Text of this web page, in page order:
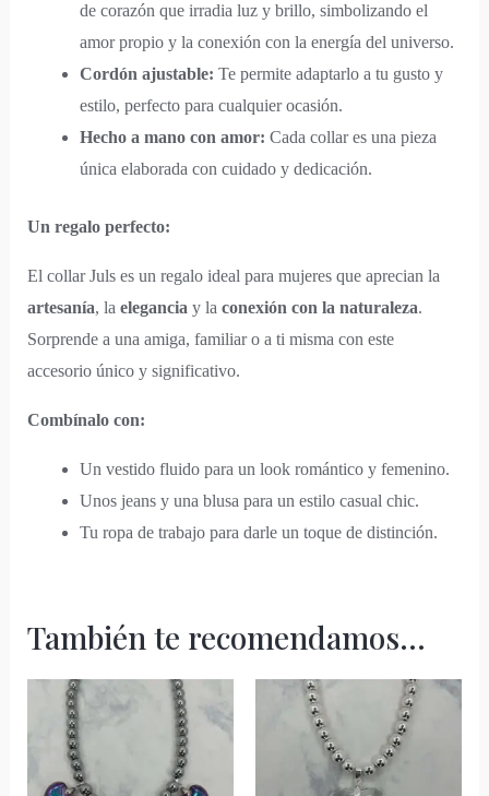
de corazón que irradia luz y brillo, simbolizando el
amor propio y la conexión con la energía del universo.
Cordón ajustable: Te permite adaptarlo a tu gusto y
estilo, perfecto para cualquier ocasión.
Hecho a mano con amor: Cada collar es una pieza
única elaborada con cuidado y dedicación.
Un regalo perfecto:
El collar Juls es un regalo ideal para mujeres que aprecian la
artesanía, la elegancia y la conexión con la naturaleza.
Sorprende a una amiga, familiar o a ti misma con este
accesorio único y significativo.
Combínalo con:
Un vestido fluido para un look romántico y femenino.
Unos jeans y una blusa para un estilo casual chic.
Tu ropa de trabajo para darle un toque de distinción.
También te recomendamos…